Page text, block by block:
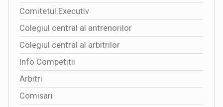
Comitetul Executiv
Colegiul central al antrenorilor
Colegiul central al arbitrilor
Info Competitii
Arbitri
Comisari